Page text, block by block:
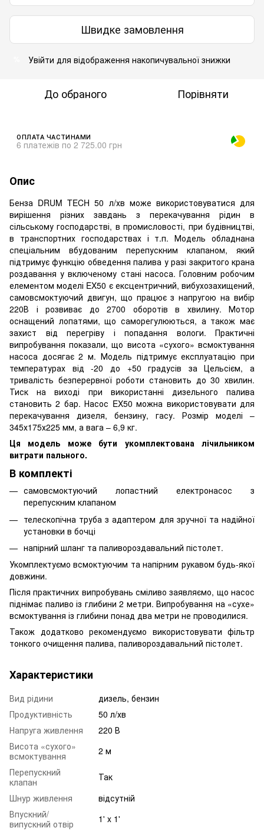
Швидке замовлення
Увійти для відображення накопичувальної знижки
До обраного Порівняти
ОПЛАТА ЧАСТИНАМИ
6 платежів по 2 725.00 грн
Опис
Бенза DRUM TECH 50 л/хв може використовуватися для
вирішення різних завдань з перекачування рідин в
сільському господарстві, в промисловості, при будівництві,
в транспортних господарствах і т.п. Модель обладнана
спеціальним вбудованим перепускним клапаном, який
підтримує функцію обведення палива у разі закритого крана
роздавання у включеному стані насоса. Головним робочим
елементом моделі EX50 є ексцентричний, вибухозахищений,
самовсмоктуючий двигун, що працює з напругою на вибір
220В і розвиває до 2700 оборотів в хвилину. Мотор
оснащений лопатями, що саморегулюються, а також має
захист від перегріву і попадання вологи. Практичні
випробування показали, що висота «сухого» всмоктування
насоса досягає 2 м. Модель підтримує експлуатацію при
температурах від -20 до +50 градусів за Цельсієм, а
тривалість безперервної роботи становить до 30 хвилин.
Тиск на виході при використанні дизельного палива
становить 2 бар. Насос EX50 можна використовувати для
перекачування дизеля, бензину, гасу. Розмір моделі –
345х175х225 мм, а вага – 6,9 кг.
Ця модель може бути укомплектована лічильником
витрати пального.
В комплекті
самовсмоктуючий лопастний електронасос з
перепускним клапаном
телескопічна труба з адаптером для зручної та надійної
установки в бочці
напірний шланг та паливороздавальний пістолет.
Укомплектуємо всмоктуючим та напірним рукавом будь-якої
довжини.
Після практичних випробувань сміливо заявляємо, що насос
піднімає паливо із глибини 2 метри. Випробування на «сухе»
всмоктування із глибини понад два метри не проводилися.
Також додатково рекомендуємо використовувати фільтр
тонкого очищення палива, паливороздавальний пістолет.
Характеристики
Вид рідини
дизель, бензин
Продуктивність
50 л/хв
Напруга живлення
220 В
Висота «сухого»
всмоктування
2 м
Перепускний
клапан
Так
Шнур живлення
відсутній
Впускний/
випускний отвір
1' x 1'